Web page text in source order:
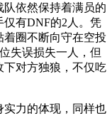
队依然保持着满员的
有DNF的2人。凭
圈不断向守在空投
失误损失一人，但
下对方独狼，不仅吃
实力的体现，同样也